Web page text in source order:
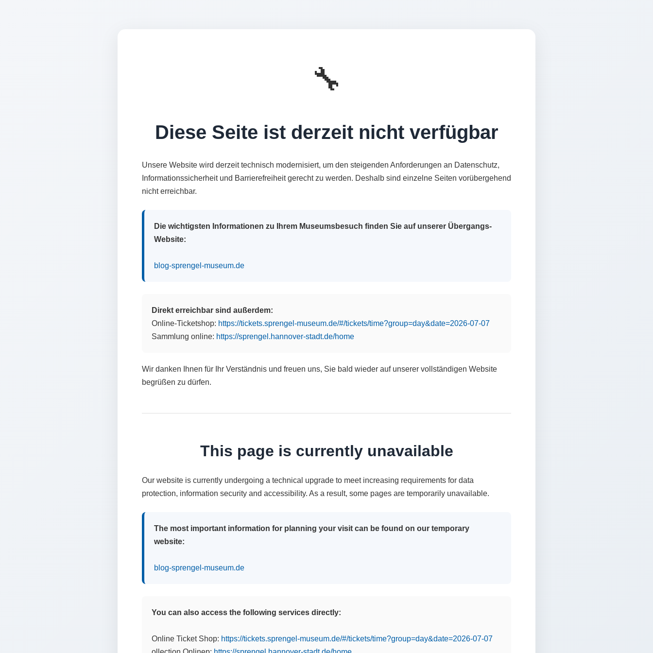
🔧
Diese Seite ist derzeit nicht verfügbar
Unsere Website wird derzeit technisch modernisiert, um den steigenden Anforderungen an Datenschutz,
Informationssicherheit und Barrierefreiheit gerecht zu werden. Deshalb sind einzelne Seiten vorübergehend
nicht erreichbar.
Die wichtigsten Informationen zu Ihrem Museumsbesuch finden Sie auf unserer Übergangs-
Website:
blog-sprengel-museum.de
Direkt erreichbar sind außerdem:
Online-Ticketshop: https://tickets.sprengel-museum.de/#/tickets/time?group=day&date=2026-07-07
Sammlung online: https://sprengel.hannover-stadt.de/home
Wir danken Ihnen für Ihr Verständnis und freuen uns, Sie bald wieder auf unserer vollständigen Website
begrüßen zu dürfen.
This page is currently unavailable
Our website is currently undergoing a technical upgrade to meet increasing requirements for data
protection, information security and accessibility. As a result, some pages are temporarily unavailable.
The most important information for planning your visit can be found on our temporary
website:
blog-sprengel-museum.de
You can also access the following services directly:
Online Ticket Shop: https://tickets.sprengel-museum.de/#/tickets/time?group=day&date=2026-07-07